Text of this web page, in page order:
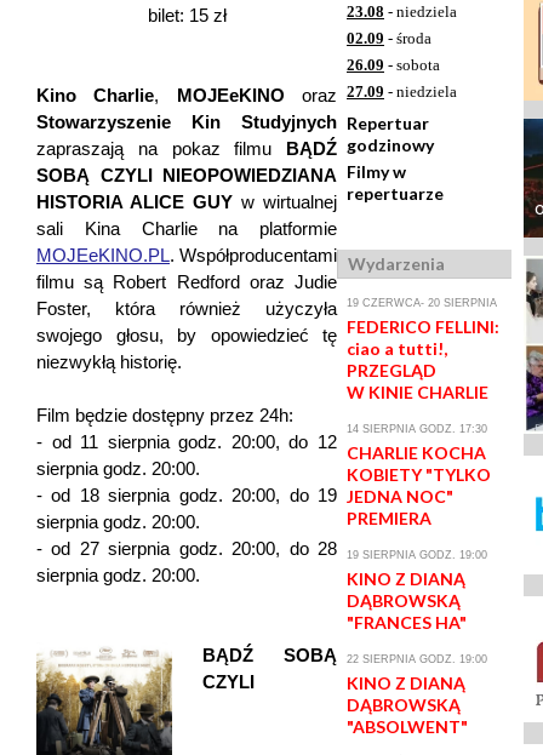
bilet: 15 zł
Kino Charlie, MOJEeKINO oraz
Stowarzyszenie Kin Studyjnych
zapraszają na pokaz filmu BĄDŹ
SOBĄ CZYLI NIEOPOWIEDZIANA
HISTORIA ALICE GUY w wirtualnej
sali Kina Charlie na platformie
MOJEeKINO.PL. Współproducentami
filmu są Robert Redford oraz Judie
Foster, która również użyczyła
swojego głosu, by opowiedzieć tę
niezwykłą historię.
Film będzie dostępny przez 24h:
- od 11 sierpnia godz. 20:00, do 12
sierpnia godz. 20:00.
- od 18 sierpnia godz. 20:00, do 19
sierpnia godz. 20:00.
- od 27 sierpnia godz. 20:00, do 28
sierpnia godz. 20:00.
BĄDŹ SOBĄ
CZYLI
23.08 - niedziela
02.09 - środa
26.09 - sobota
27.09 - niedziela
Repertuar
godzinowy
Filmy w
repertuarze
Wydarzenia
19 CZERWCA- 20 SIERPNIA
FEDERICO FELLINI:
ciao a tutti!,
PRZEGLĄD
W KINIE CHARLIE
14 SIERPNIA GODZ. 17:30
CHARLIE KOCHA
KOBIETY "TYLKO
JEDNA NOC"
PREMIERA
19 SIERPNIA GODZ. 19:00
KINO Z DIANĄ
DĄBROWSKĄ
"FRANCES HA"
22 SIERPNIA GODZ. 19:00
KINO Z DIANĄ
DĄBROWSKĄ
"ABSOLWENT"